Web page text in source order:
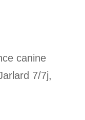
canine
7/7j,